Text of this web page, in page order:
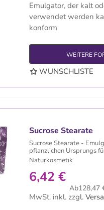
Emulgator, der kalt
verwendet werden
konform
WEITERE
WUNSCHLISTE
Sucrose Stearate
Sucrose Stearate -
pflanzlichen Ursprungs
Naturkosmetik
6,42 €
Ab128,47
MwSt. inkl. zzgl.